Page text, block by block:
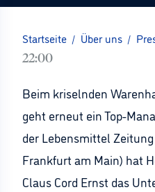
Startseite / Über uns /
22:00
Beim kriselnden
geht erneut ein Top-
der Lebensmittel
Frankfurt am Main) hat
Claus Cord Ernst das